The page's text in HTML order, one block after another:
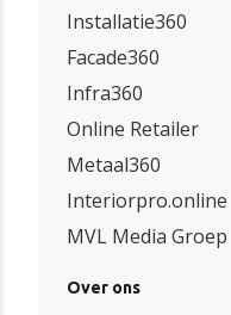
Installatie360
Facade360
Infra360
Online Retailer
Metaal360
Interiorpro.online
MVL Media Groep
Over ons